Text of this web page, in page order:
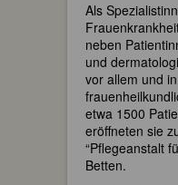
Als
neben
und
vor allem und
etwa 1500
eröffneten sie
“Pflegeanstalt
Betten.